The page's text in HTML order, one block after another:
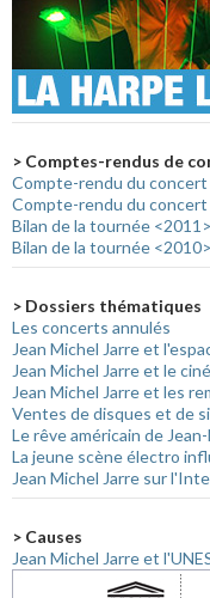
> Comptes-rendus de
Compte-rendu du concert
Compte-rendu du concert
Bilan de la tournée <2011>
Bilan de la tournée <2010>
> Dossiers thématiques
Les concerts annulés
Jean Michel Jarre et
Jean Michel Jarre et le
Jean Michel Jarre et les
Ventes de disques et de
Le rêve américain de
La jeune scène électro
Jean Michel Jarre sur
> Causes
Jean Michel Jarre et